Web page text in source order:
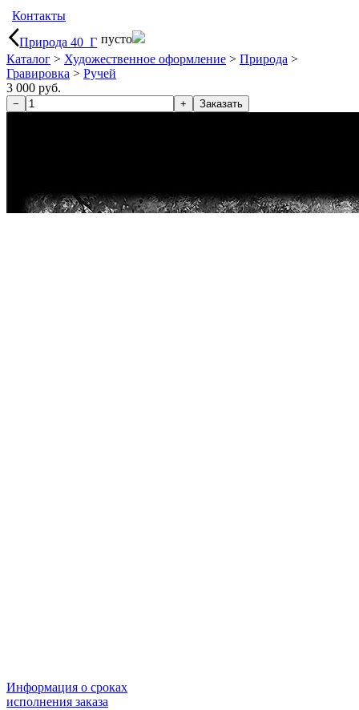
Контакты
Природа 40_Г пусто
Каталог > Художественное оформление > Природа >
Гравировка > Ручей
3 000 руб.
Информация о сроках
исполнения заказа